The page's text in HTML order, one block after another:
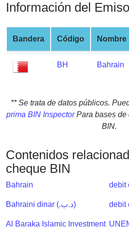
What
IP
Address
IP
BIN
Validator
Información del
Bandera Código Nombre
BH Bahrain
** Se trata de datos públicos.
prima BIN InspectorPara bases de
BIN.
Contenidos
cheque BIN
Bahrain
Bahraini dinar (.د.ب)
Al Baraka Islamic Investment
debit
debit